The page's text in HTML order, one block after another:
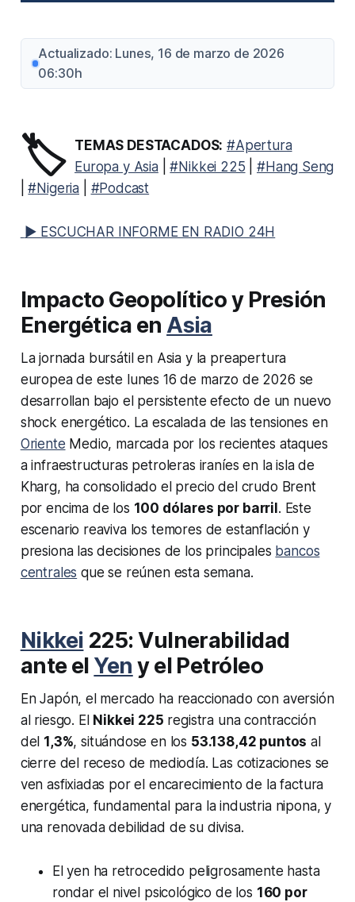
Actualizado: Lunes, 16 de marzo de 2026
06:30h
🏷️ TEMAS DESTACADOS: #Apertura
Europa y Asia|#Nikkei 225 |#Hang Seng
|#Nigeria #Podcast
▶ ESCUCHAR INFORME EN RADIO 24H
Impacto Geopolítico y Presión
Energética en Asia
La jornada bursátil en Asia y la preapertura
europea de este lunes 16 de marzo de 2026 se
desarrollan bajo el persistente efecto de un nuevo
shock energético. La escalada de las tensiones en
Oriente Medio, marcada por los recientes ataques
a infraestructuras petroleras iraníes en la isla de
Kharg, ha consolidado el precio del crudo Brent
por encima de los 100 dólares por barril . Este
escenario reaviva los temores de estanflación y
presiona las decisiones de los principales bancos
centrales que se reúnen esta semana.
Nikkei 225: Vulnerabilidad
ante el Yen y el Petróleo
En Japón, el mercado ha reaccionado con aversión
al riesgo. El Nikkei 225 registra una contracción
del 1,3%, situándose en los 53.138,42 puntos al
cierre del receso de mediodía. Las cotizaciones se
ven asfixiadas por el encarecimiento de la factura
energética, fundamental para la industria nipona, y
una renovada debilidad de su divisa.
El yen ha retrocedido peligrosamente hasta
rondar el nivel psicológico de los 160 por